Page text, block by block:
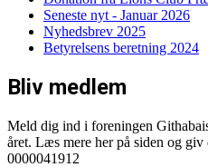
Seneste nyt - Januar 2026
Nyhedsbrev 2025
Betyrelsens beretning 2024
Bliv medlem
Meld dig ind i foreningen
året. Læs mere her på siden og
0000041912